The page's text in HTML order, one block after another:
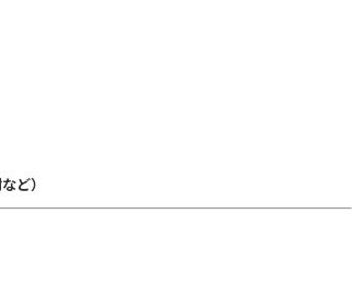
ど）